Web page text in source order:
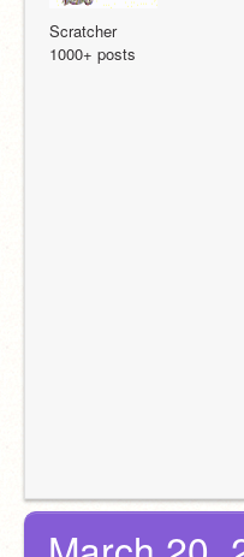
Scratcher
1000+ posts